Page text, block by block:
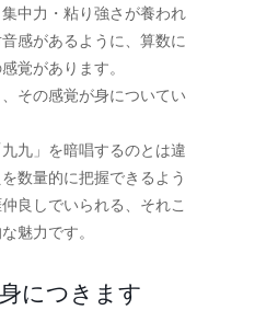
中力・粘り強さが養われ
感があるように、算数に
覚があります。
その感覚が身についてい
九」を暗唱するのとは違
数量的に把握できるよう
良しでいられる、それこ
魅力です。
につきます